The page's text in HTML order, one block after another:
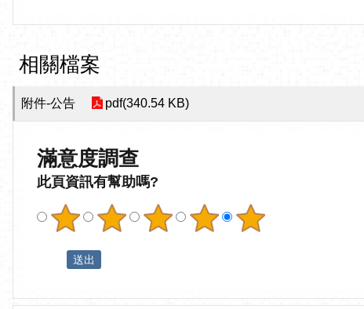
相關檔案
附件-公告 pdf(340.54 KB)
滿意度調查
此頁資訊有幫助嗎?